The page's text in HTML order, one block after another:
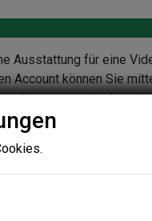
für eine
Account können Sie
Aussage zur
angeben.